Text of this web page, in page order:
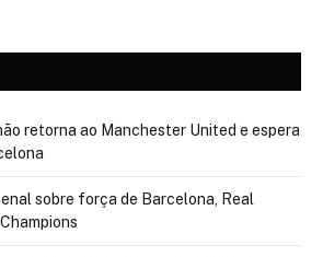
retorna ao Manchester United e espera
sobre força de Barcelona, Real